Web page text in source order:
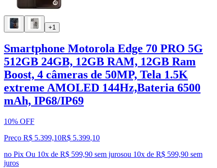
+1
Smartphone Motorola Edge 70 PRO 5G
512GB 24GB, 12GB RAM, 12GB Ram
Boost, 4 câmeras de 50MP, Tela 1.5K
extreme AMOLED 144Hz,Bateria 6500
mAh, IP68/IP69
10% OFF
Preço R$ 5.399,10R$ 5.399,10
no Pix Ou 10x de R$ 599,90 sem jurosou 10x de R$ 599,90 sem
juros